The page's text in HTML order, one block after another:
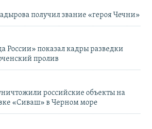
получил звание «героя Чечни»
России» показал кадры разведки
пролив
российские объекты на
«Сиваш» в Черном море